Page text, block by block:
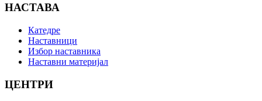
НАСТАВА
Катедре
Наставници
Избор наставника
Наставни материјал
ЦЕНТРИ